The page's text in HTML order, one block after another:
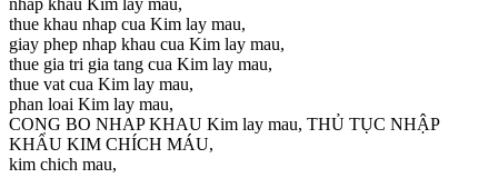
thue khau nhap cua Kim lay mau,
giay phep nhap khau cua Kim lay mau,
thue gia tri gia tang cua Kim lay mau,
thue vat cua Kim lay mau,
phan loai Kim lay mau,
CONG BO NHAP KHAU Kim lay mau, THỦ TỤC NHẬP
KHẨU KIM CHÍCH MÁU,
kim chich mau,